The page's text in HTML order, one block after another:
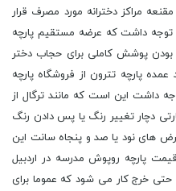
مراکز دخترانه مورد مصرف قرار
توجه داشت که عرضه مستقیم پارچه
پوشش کاملی برای حجاب دختر
پارچه تترون از فروشگاه پارچه
داشت این است که مانند ترگال از
دچار تغییر رنگ یا پس دادن رنگ
های نود یا صد و پنجاه سانت این
پارچه روپوش مدرسه در اردبیل
حتی خرج کار می شود که عموما برای